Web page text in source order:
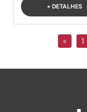
+ DETALHES
« 1